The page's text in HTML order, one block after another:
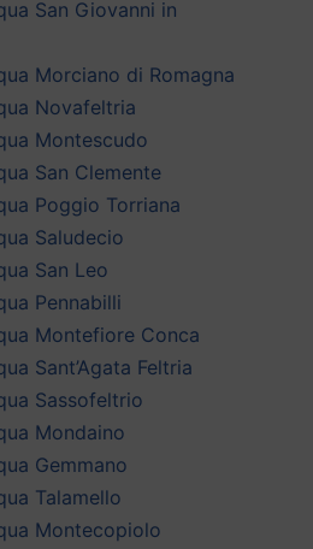
San Giovanni in
Morciano di Romagna
Novafeltria
Montescudo
San Clemente
Poggio Torriana
Saludecio
San Leo
Pennabilli
Montefiore Conca
Sant’Agata Feltria
Sassofeltrio
Mondaino
Gemmano
Talamello
Montecopiolo